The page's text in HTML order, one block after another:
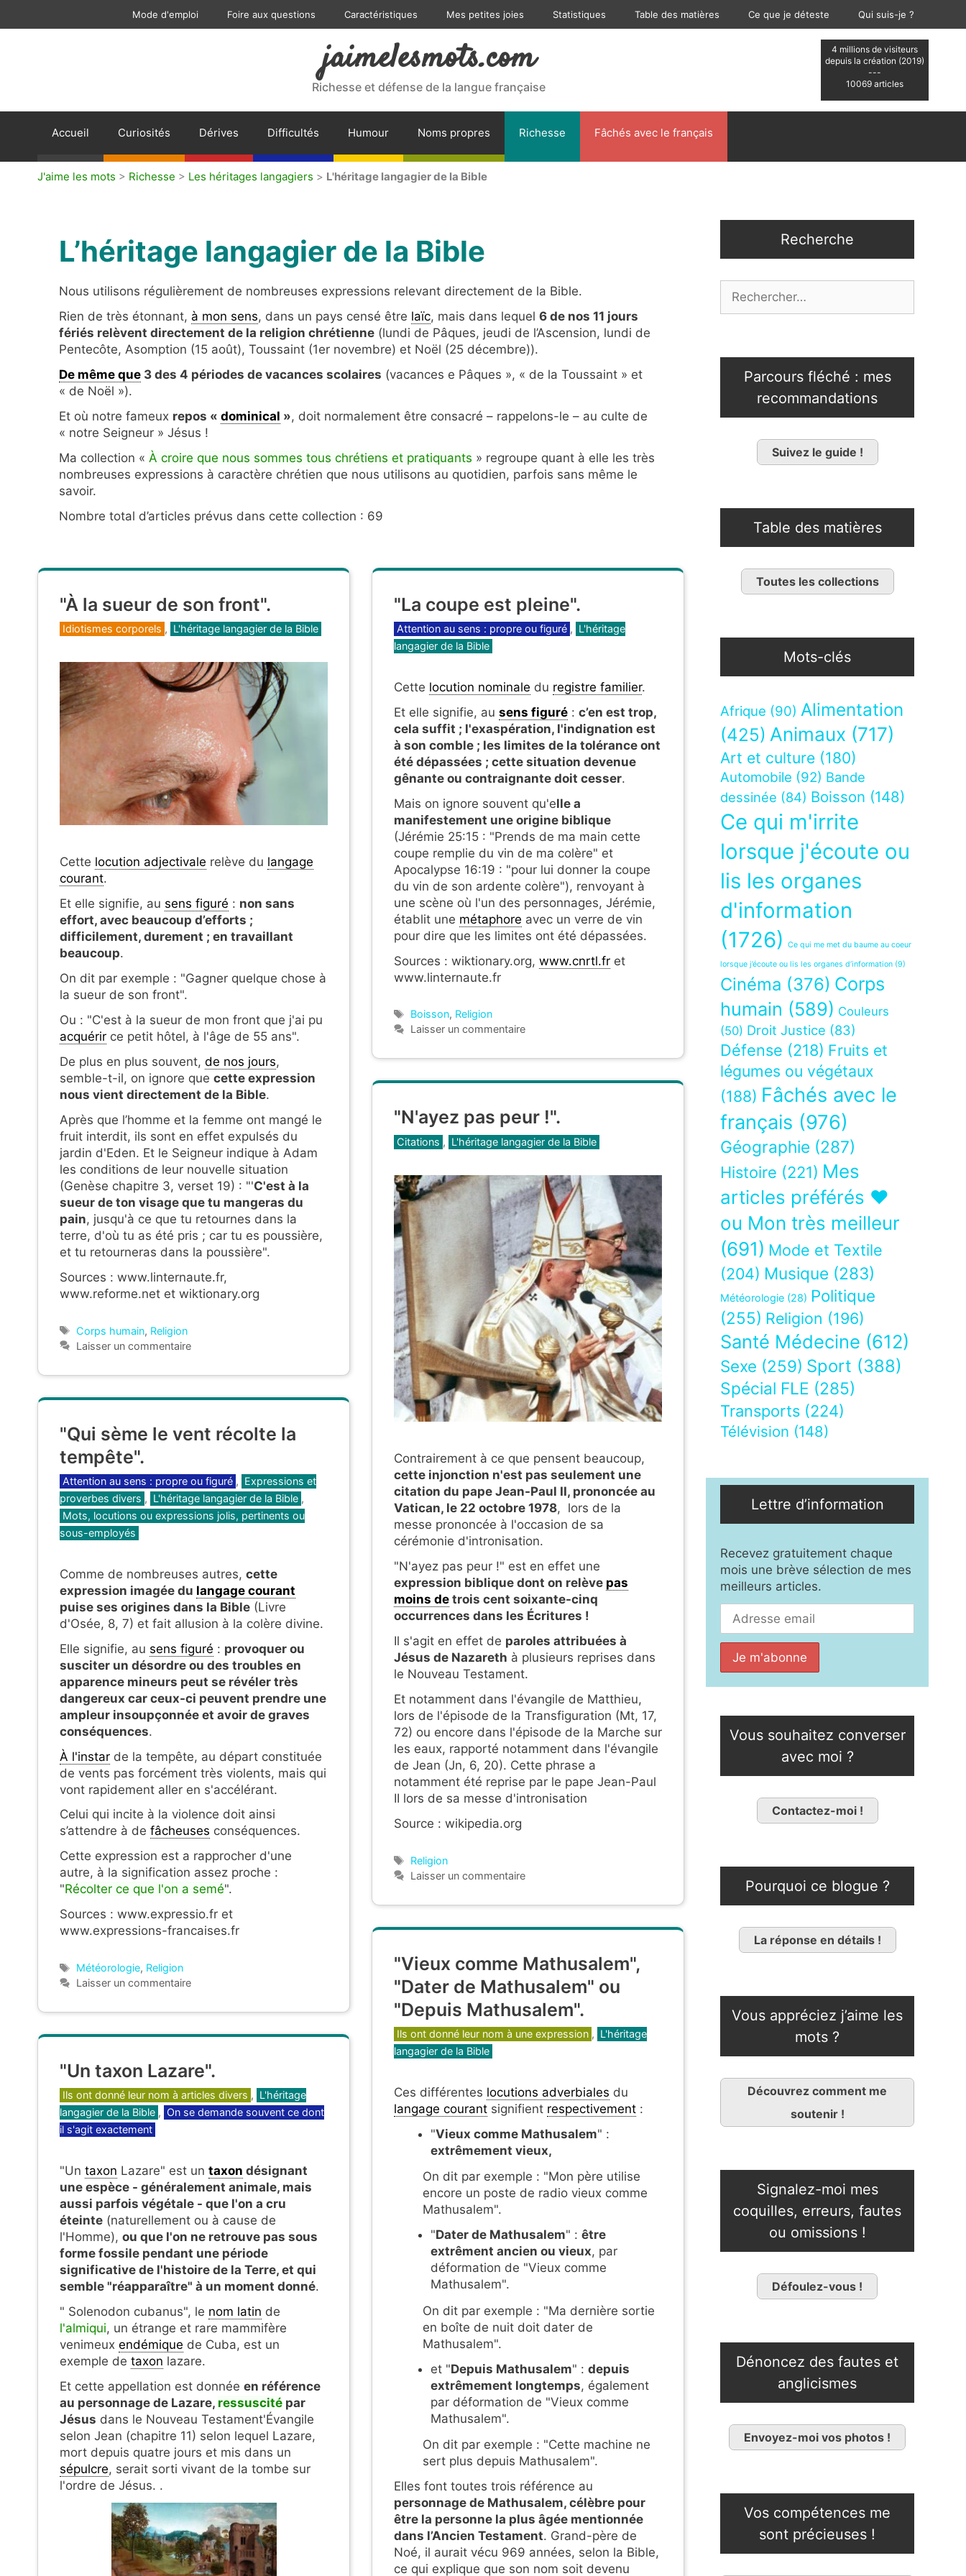
Mode d'emploi Foire aux questions Caractéristiques Mes petites joies Statistiques Table des matières Ce que je déteste Qui suis-je ?
4 millions de visiteurs
depuis la création (2019)
---
10069 articles
jaimelesmots.com
Richesse et défense de la langue française
Accueil Curiosités Dérives Difficultés Humour Noms propres Richesse Fâchés avec le français
J'aime les mots > Richesse > Les héritages langagiers > L'héritage langagier de la Bible
L’héritage langagier de la Bible
Nous utilisons régulièrement de nombreuses expressions relevant directement de la Bible.
Rien de très étonnant, à mon sens, dans un pays censé être laïc, mais dans lequel 6 de nos 11 jours
fériés relèvent directement de la religion chrétienne (lundi de Pâques, jeudi de l’Ascension, lundi de
Pentecôte, Asomption (15 août), Toussaint (1er novembre) et Noël (25 décembre)).
De même que 3 des 4 périodes de vacances scolaires (vacances e Pâques », « de la Toussaint » et
« de Noël »).
Et où notre fameux repos « dominical », doit normalement être consacré – rappelons-le – au culte de
« notre Seigneur » Jésus !
Ma collection « À croire que nous sommes tous chrétiens et pratiquants » regroupe quant à elle les très
nombreuses expressions à caractère chrétien que nous utilisons au quotidien, parfois sans même le
savoir.
Nombre total d’articles prévus dans cette collection : 69
"À la sueur de son front".
Catégories
Idiotismes corporels , L'héritage langagier de la Bible
Cette locution adjectivale relève du langage
courant.
Et elle signifie, au sens figuré : non sans
effort, avec beaucoup d’efforts ;
difficilement, durement ; en travaillant
beaucoup.
On dit par exemple : "Gagner quelque chose à
la sueur de son front".
Ou : "C'est à la sueur de mon front que j'ai pu
acquérir ce petit hôtel, à l'âge de 55 ans".
De plus en plus souvent, de nos jours,
semble-t-il, on ignore que cette expression
nous vient directement de la Bible.
Après que l’homme et la femme ont mangé le
fruit interdit, ils sont en effet expulsés du
jardin d'Eden. Et le Seigneur indique à Adam
les conditions de leur nouvelle situation
(Genèse chapitre 3, verset 19) : "'C'est à la
sueur de ton visage que tu mangeras du
pain, jusqu'à ce que tu retournes dans la
terre, d'où tu as été pris ; car tu es poussière,
et tu retourneras dans la poussière".
Sources : www.linternaute.fr,
www.reforme.net et wiktionary.org
Étiquettes
Corps humain, Religion
Laisser un commentaire
"La coupe est pleine".
Catégories
Attention au sens : propre ou figuré , L'héritage
langagier de la Bible
Cette locution nominale du registre familier.
Et elle signifie, au sens figuré : c’en est trop,
cela suffit ; l'exaspération, l'indignation est
à son comble ; les limites de la tolérance ont
été dépassées ; cette situation devenue
gênante ou contraignante doit cesser.
Mais on ignore souvent qu'elle a
manifestement une origine biblique
(Jérémie 25:15 : "Prends de ma main cette
coupe remplie du vin de ma colère" et
Apocalypse 16:19 : "pour lui donner la coupe
du vin de son ardente colère"), renvoyant à
une scène où l'un des personnages, Jérémie,
établit une métaphore avec un verre de vin
pour dire que les limites ont été dépassées.
Sources : wiktionary.org, www.cnrtl.fr et
www.linternaute.fr
Étiquettes
Boisson, Religion
Laisser un commentaire
"N'ayez pas peur !".
Catégories
Citations , L'héritage langagier de la Bible
Contrairement à ce que pensent beaucoup,
cette injonction n'est pas seulement une
citation du pape Jean-Paul II, prononcée au
Vatican, le 22 octobre 1978, lors de la
messe prononcée à l'occasion de sa
cérémonie d'intronisation.
"N'ayez pas peur !" est en effet une
expression biblique dont on relève pas
moins de trois cent soixante-cinq
occurrences dans les Écritures !
Il s'agit en effet de paroles attribuées à
Jésus de Nazareth à plusieurs reprises dans
le Nouveau Testament.
Et notamment dans l'évangile de Matthieu,
lors de l'épisode de la Transfiguration (Mt, 17,
72) ou encore dans l'épisode de la Marche sur
les eaux, rapporté notamment dans l'évangile
de Jean (Jn, 6, 20). Cette phrase a
notamment été reprise par le pape Jean-Paul
II lors de sa messe d'intronisation
Source : wikipedia.org
Étiquettes
Religion
Laisser un commentaire
"Qui sème le vent récolte la
tempête".
Catégories
Attention au sens : propre ou figuré , Expressions et
proverbes divers , L'héritage langagier de la Bible ,
Mots, locutions ou expressions jolis, pertinents ou
sous-employés
Comme de nombreuses autres, cette
expression imagée du langage courant
puise ses origines dans la Bible (Livre
d'Osée, 8, 7) et fait allusion à la colère divine.
Elle signifie, au sens figuré : provoquer ou
susciter un désordre ou des troubles en
apparence mineurs peut se révéler très
dangereux car ceux-ci peuvent prendre une
ampleur insoupçonnée et avoir de graves
conséquences.
À l'instar de la tempête, au départ constituée
de vents pas forcément très violents, mais qui
vont rapidement aller en s'accélérant.
Celui qui incite à la violence doit ainsi
s’attendre à de fâcheuses conséquences.
Cette expression est a rapprocher d'une
autre, à la signification assez proche :
"Récolter ce que l'on a semé".
Sources : www.expressio.fr et
www.expressions-francaises.fr
Étiquettes
Météorologie, Religion
Laisser un commentaire
"Vieux comme Mathusalem",
"Dater de Mathusalem" ou
"Depuis Mathusalem".
Catégories
Ils ont donné leur nom à une expression , L'héritage
langagier de la Bible
Ces différentes locutions adverbiales du
langage courant signifient respectivement :
"Vieux comme Mathusalem" :
extrêmement vieux,
On dit par exemple : "Mon père utilise
encore un poste de radio vieux comme
Mathusalem".
"Dater de Mathusalem" : être
extrêment ancien ou vieux, par
déformation de "Vieux comme
Mathusalem".
On dit par exemple : "Ma dernière sortie
en boîte de nuit doit dater de
Mathusalem".
et "Depuis Mathusalem" : depuis
extrêmement longtemps, également
par déformation de "Vieux comme
Mathusalem".
On dit par exemple : "Cette machine ne
sert plus depuis Mathusalem".
Elles font toutes trois référence au
personnage de Mathusalem, célèbre pour
être la personne la plus âgée mentionnée
dans l’Ancien Testament. Grand-père de
Noé, il aurait vécu 969 années, selon la Bible,
ce qui explique que son nom soit devenu
"Un taxon Lazare".
Catégories
Ils ont donné leur nom à articles divers , L'héritage
langagier de la Bible , On se demande souvent ce dont
il s'agit exactement
"Un taxon Lazare" est un taxon désignant
une espèce - généralement animale, mais
aussi parfois végétale - que l'on a cru
éteinte (naturellement ou à cause de
l'Homme), ou que l'on ne retrouve pas sous
forme fossile pendant une période
significative de l'histoire de la Terre, et qui
semble "réapparaître" à un moment donné.
" Solenodon cubanus", le nom latin de
l'almiqui, un étrange et rare mammifère
venimeux endémique de Cuba, est un
exemple de taxon lazare.
Et cette appellation est donnée en référence
au personnage de Lazare, ressuscité par
Jésus dans le Nouveau Testament'Évangile
selon Jean (chapitre 11) selon lequel Lazare,
mort depuis quatre jours et mis dans un
sépulcre, serait sorti vivant de la tombe sur
l'ordre de Jésus. .
Recherche
Parcours fléché : mes
recommandations
Suivez le guide !
Table des matières
Toutes les collections
Mots-clés
Afrique (90) Alimentation
(425) Animaux (717)
Art et culture (180)
Automobile (92) Bande
dessinée (84) Boisson (148)
Ce qui m'irrite
lorsque j'écoute ou
lis les organes
d'information
(1726)
Ce qui me met du baume au coeur
lorsque j’écoute ou lis les organes d’information (9)
Cinéma (376) Corps
humain (589) Couleurs
(50) Droit Justice (83)
Défense (218) Fruits et
légumes ou végétaux
(188) Fâchés avec le
français (976)
Géographie (287)
Histoire (221) Mes
articles préférés ❤
ou Mon très meilleur
(691) Mode et Textile
(204) Musique (283)
Météorologie (28) Politique
(255) Religion (196)
Santé Médecine (612)
Sexe (259) Sport (388)
Spécial FLE (285)
Transports (224)
Télévision (148)
Lettre d’information
Recevez gratuitement chaque
mois une brève sélection de mes
meilleurs articles.
Vous souhaitez converser
avec moi ?
Contactez-moi !
Pourquoi ce blogue ?
La réponse en détails !
Vous appréciez j’aime les
mots ?
Découvrez comment me
soutenir !
Signalez-moi mes
coquilles, erreurs, fautes
ou omissions !
Défoulez-vous !
Dénoncez des fautes et
anglicismes
Envoyez-moi vos photos !
Vos compétences me
sont précieuses !